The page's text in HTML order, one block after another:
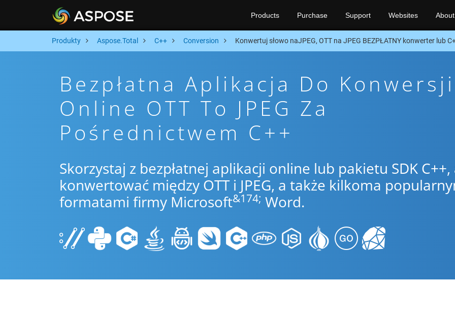
Products Purchase Support Websites About
Produkty Aspose.Total C++ Conversion Konwertuj słowo naJPEG, OTT na JPEG BEZPŁATNY konwerter lub
Bezpłatna Aplikacja Do Konwersji
Online OTT To JPEG Za
Pośrednictwem C++
Skorzystaj z bezpłatnej aplikacji online lub pakietu SDK C++,
konwertować między OTT i JPEG, a także kilkoma
formatami firmy Microsoft&174; Word.